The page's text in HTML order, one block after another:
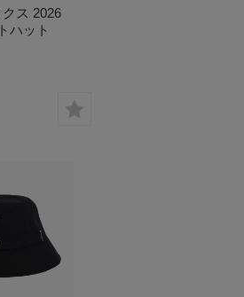
ス 2026
ハット